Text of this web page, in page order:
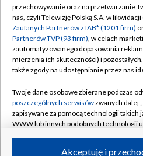
Abonament TVP
Emisja w TVP
Centrum informacji TVP
Naziemna Telewizja Cyfrowa
Rada Programowa
System NOS
Informacje o nadawcy
Polityka
Moje
Pomoc
przechowywanie oraz na przetwarzanie
nas, czyli Telewizję Polską S.A. w
Zaufanych Partnerów z IAB* (1201 firm)
Partnerów TVP (93 firm), w celach
zautomatyzowanego dopasowania
mierzenia ich skuteczności) i
także zgody na udostępnianie przez nas
Twoje dane osobowe zbierane podczas
poszczególnych serwisówzwanych dalej
zapisywane za pomocą technologii takich
WWW lub innych podobnych technologii
Akceptuję i